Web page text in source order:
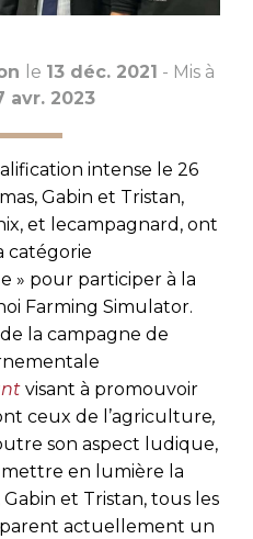
le 13 déc. 2021 - Mis à
avr. 2023
intense le 26
Gabin et Tristan,
et lecampagnard, ont
catégorie
» pour participer à la
Farming Simulator.
la campagne de
visant à promouvoir
ceux de l’agriculture,
son aspect ludique,
en lumière la
et Tristan, tous les
actuellement un